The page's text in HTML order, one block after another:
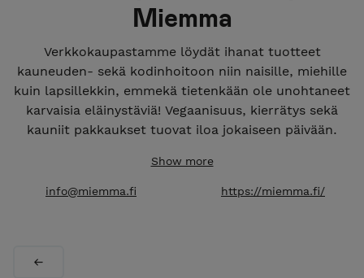
Miemma
Verkkokaupastamme löydät ihanat tuotteet
kauneuden- sekä kodinhoitoon niin naisille, miehille
kuin lapsillekkin, emmekä tietenkään ole unohtaneet
karvaisia eläinystäviä! Vegaanisuus, kierrätys sekä
kauniit pakkaukset tuovat iloa jokaiseen päivään.
Show more
info@miemma.fi https://miemma.fi/